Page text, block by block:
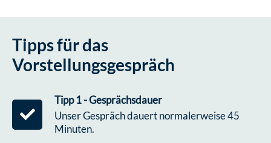
Tipps für das
Vorstellungsgespräch
Tipp 1 - Gesprächsdauer
Unser Gespräch dauert normalerweise 45
Minuten.